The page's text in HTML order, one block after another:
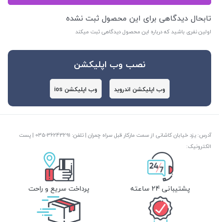
تابحال دیدگاهی برای این محصول ثبت نشده
اولین نفری باشید که درباره این محصول دیدگاهی ثبت میکند
نصب وب اپلیکشن
وب اپلیکشن اندروید وب اپلیکشن ios
آدرس: یزد خیابان کاشانی از سمت مارکار قبل سراه چمران | تلفن: ‎035-36243291 | پست
الکترونیک:
پشتیبانی 24 ساعته پرداخت سریع و راحت